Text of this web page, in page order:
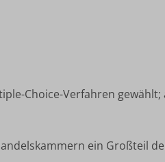
Choice-Verfahren
ein Großteil